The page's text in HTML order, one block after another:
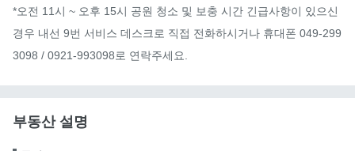
*오전 11시 ~ 오후 15시 공원 청소 및 보충 시간 긴급사항이 있으신
경우 내선 9번 서비스 데스크로 직접 전화하시거나 휴대폰 049-299
3098 / 0921-993098로 연락주세요.
부동산 설명